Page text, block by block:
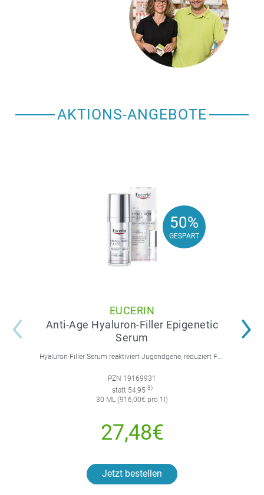
AKTIONS-ANGEBOTE
50%
GESPART
50%
GESPART
EUCERIN
Anti-Age Hyaluron-Filler Epigenetic
Serum
Hyaluron-Filler Serum reaktiviert Jugendgene, reduziert Falten und feine Linien, spendet intensive Feuchtigkeit und strafft die Gesichtskonturen.
PZN 19169931
statt 54,95 3)
30 ML (916,00€ pro 1l)
27,48€
Jetzt bestellen